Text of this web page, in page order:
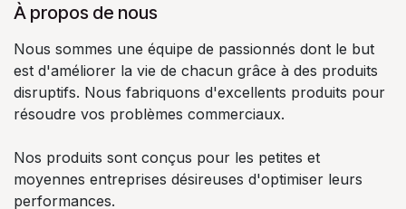
À propos de nous
Nous sommes une équipe de passionnés dont le but
est d'améliorer la vie de chacun grâce à des produits
disruptifs. Nous fabriquons d'excellents produits pour
résoudre vos problèmes commerciaux.
Nos produits sont conçus pour les petites et
moyennes entreprises désireuses d'optimiser leurs
performances.